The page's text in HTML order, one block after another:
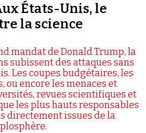
États-Unis, le
la science
mandat de Donald Trump, la
subissent des attaques sans
Les coupes budgétaires, les
ou encore les menaces et
revues scientifiques et
les plus hauts responsables
directement issues de la